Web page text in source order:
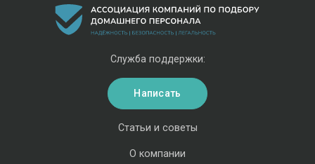
Статьи и советы
О компании
Служба поддержки:
Написать